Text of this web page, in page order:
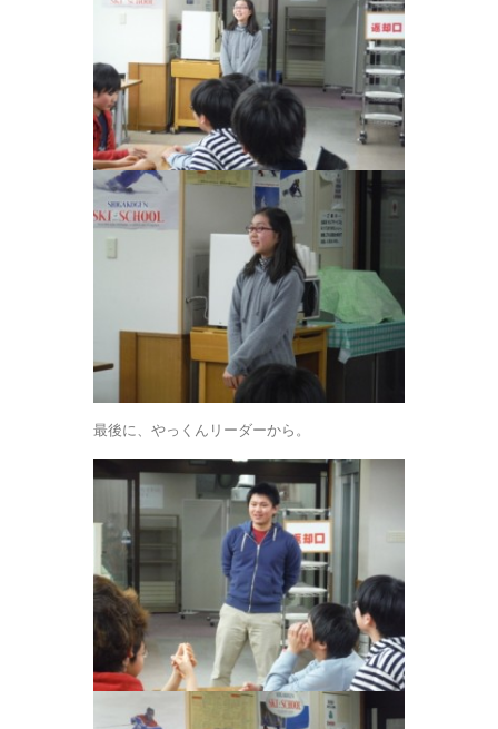
最後に、やっくんリーダーから。